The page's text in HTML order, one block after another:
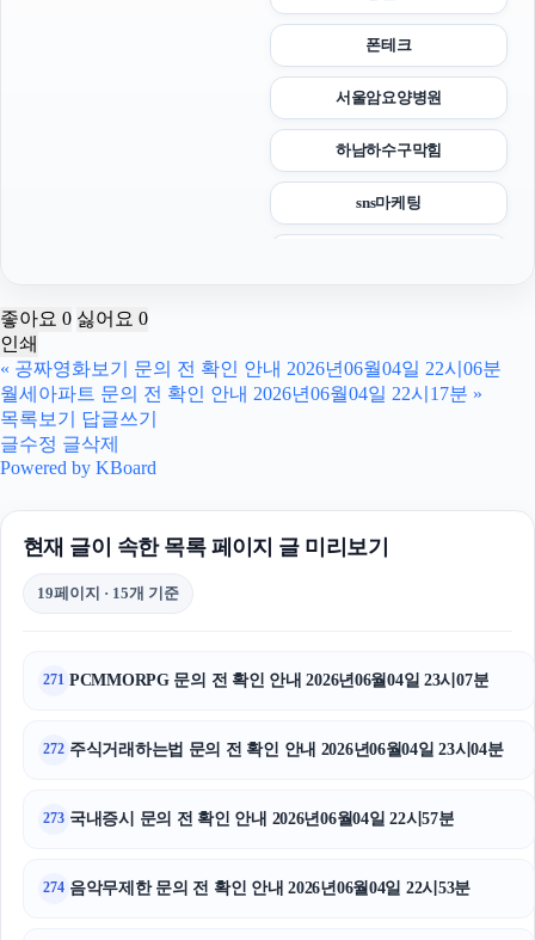
폰테크
서울암요양병원
하남하수구막힘
sns마케팅
서초하수구막힘
광고대행사
하수구막힘
좋아요 0 싫어요 0
인쇄
« 공짜영화보기 문의 전 확인 안내 2026년06월04일 22시06분
월세아파트 문의 전 확인 안내 2026년06월04일 22시17분 »
목록보기
답글쓰기
글수정 글삭제
Powered by KBoard
현재 글이 속한 목록 페이지 글 미리보기
19페이지 · 15개 기준
271 PCMMORPG 문의 전 확인 안내 2026년06월04일 23시07분
272 주식거래하는법 문의 전 확인 안내 2026년06월04일 23시04분
273 국내증시 문의 전 확인 안내 2026년06월04일 22시57분
274 음악무제한 문의 전 확인 안내 2026년06월04일 22시53분